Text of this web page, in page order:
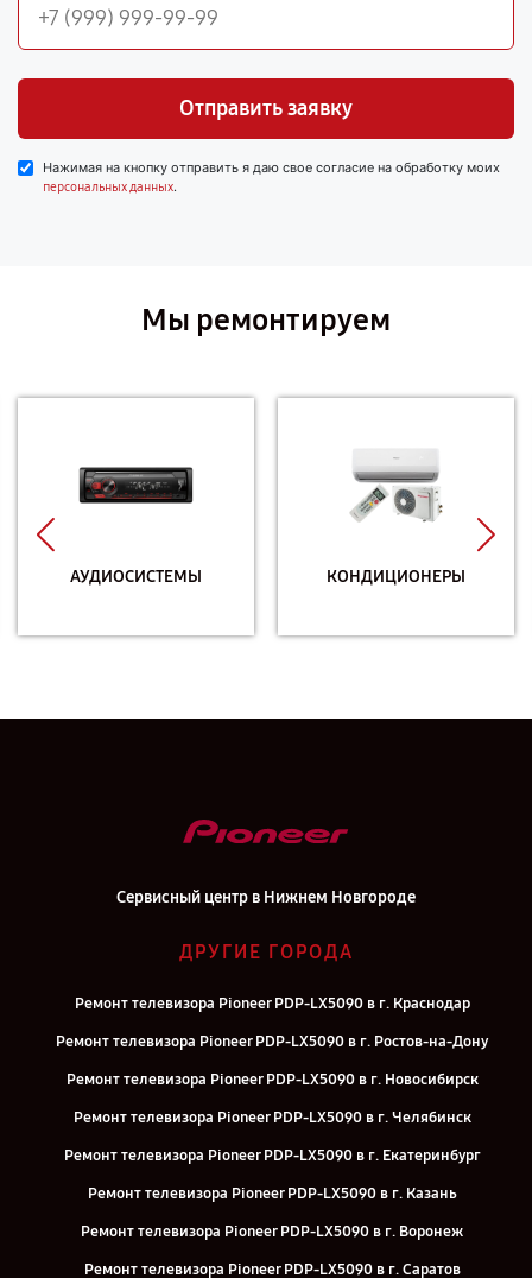
Отправить заявку
Нажимая на кнопку отправить я даю свое согласие на обработку моих
персональных данных.
Мы ремонтируем
АУДИОСИСТЕМЫ КОНДИЦИОНЕРЫ
Сервисный центр в Нижнем Новгороде
ДРУГИЕ ГОРОДА
Ремонт телевизора Pioneer PDP-LX5090 в г. Краснодар
Ремонт телевизора Pioneer PDP-LX5090 в г. Ростов-на-Дону
Ремонт телевизора Pioneer PDP-LX5090 в г. Новосибирск
Ремонт телевизора Pioneer PDP-LX5090 в г. Челябинск
Ремонт телевизора Pioneer PDP-LX5090 в г. Екатеринбург
Ремонт телевизора Pioneer PDP-LX5090 в г. Казань
Ремонт телевизора Pioneer PDP-LX5090 в г. Воронеж
Ремонт телевизора Pioneer PDP-LX5090 в г. Саратов